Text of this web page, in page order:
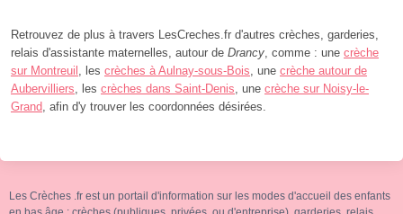
Retrouvez de plus à travers LesCreches.fr d'autres crèches, garderies,
relais d'assistante maternelles, autour de Drancy, comme : une crèche
sur Montreuil , les crèches à Aulnay-sous-Bois, une crèche autour de
Aubervilliers, les crèches dans Saint-Denis, une crèche sur Noisy-le-
Grand, afin d'y trouver les coordonnées désirées.
Les Crèches .fr est un portail d'information sur les modes d'accueil des enfants